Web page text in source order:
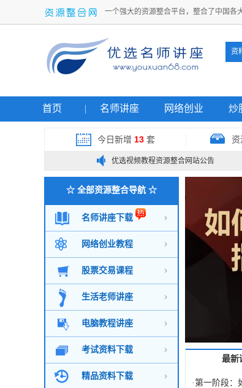
一个强大的资源整合平台，整合了中国各
资
首页 名师讲座 网络创业 炒
今日新增 13套 资
优选视频教程资源整合网站公告
☆ 全部资源整合导航 ☆
名师讲座下载
网络创业教程
股票交易课程
生活老师讲座
电脑教程讲座
考试资料下载
精品资料下载
最新
·第一阶段：